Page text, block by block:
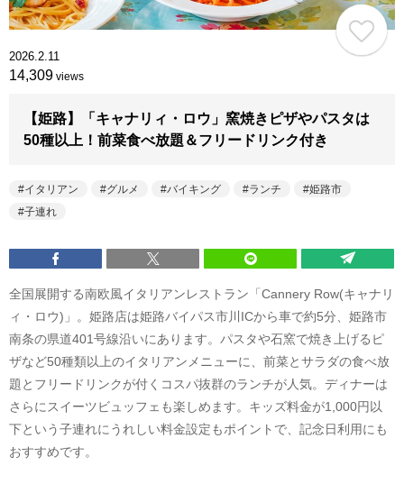
2026.2.11
14,309 views
【姫路】「キャナリィ・ロウ」窯焼きピザやパスタは
50種以上！前菜食べ放題＆フリードリンク付き
イタリアン グルメ バイキング ランチ
姫路市
子連れ
全国展開する南欧風イタリアンレストラン「Cannery Row(キャナリ
ィ・ロウ)」。姫路店は姫路バイパス市川ICから車で約5分、姫路市
南条の県道401号線沿いにあります。パスタや石窯で焼き上げるピ
ザなど50種類以上のイタリアンメニューに、前菜とサラダの食べ放
題とフリードリンクが付くコスパ抜群のランチが人気。ディナーは
さらにスイーツビュッフェも楽しめます。キッズ料金が1,000円以
下という子連れにうれしい料金設定もポイントで、記念日利用にも
おすすめです。